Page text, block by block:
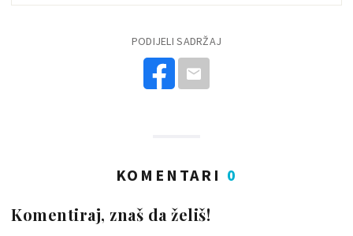
PODIJELI SADRŽAJ
KOMENTARI 0
Komentiraj, znaš da želiš!